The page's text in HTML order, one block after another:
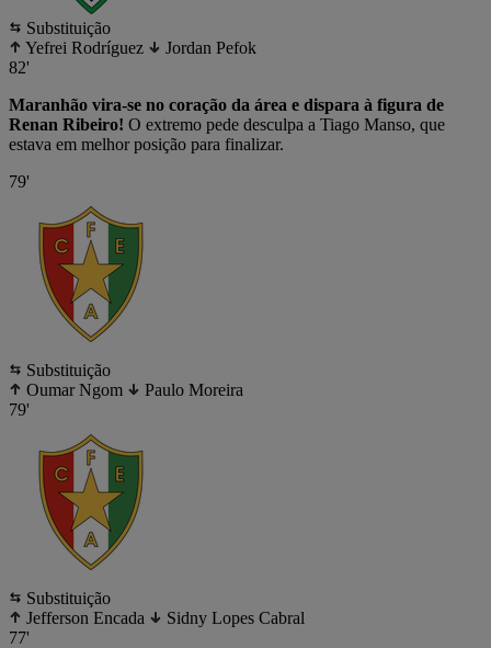
Substituição
Yefrei Rodríguez
Jordan Pefok
82'
Maranhão vira-se no coração da área e dispara à figura de
Renan Ribeiro! O extremo pede desculpa a Tiago Manso, que
estava em melhor posição para finalizar.
79'
Substituição
Oumar Ngom
Paulo Moreira
79'
Substituição
Jefferson Encada
Sidny Lopes Cabral
77'